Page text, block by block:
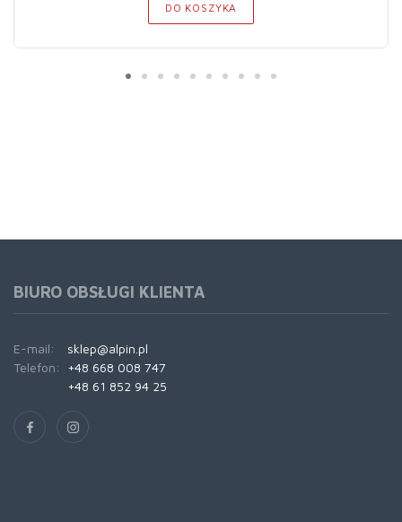
DO KOSZYKA
BIURO OBSŁUGI KLIENTA
E-mail:
sklep@alpin.pl
Telefon:
+48 668 008 747
+48 61 852 94 25